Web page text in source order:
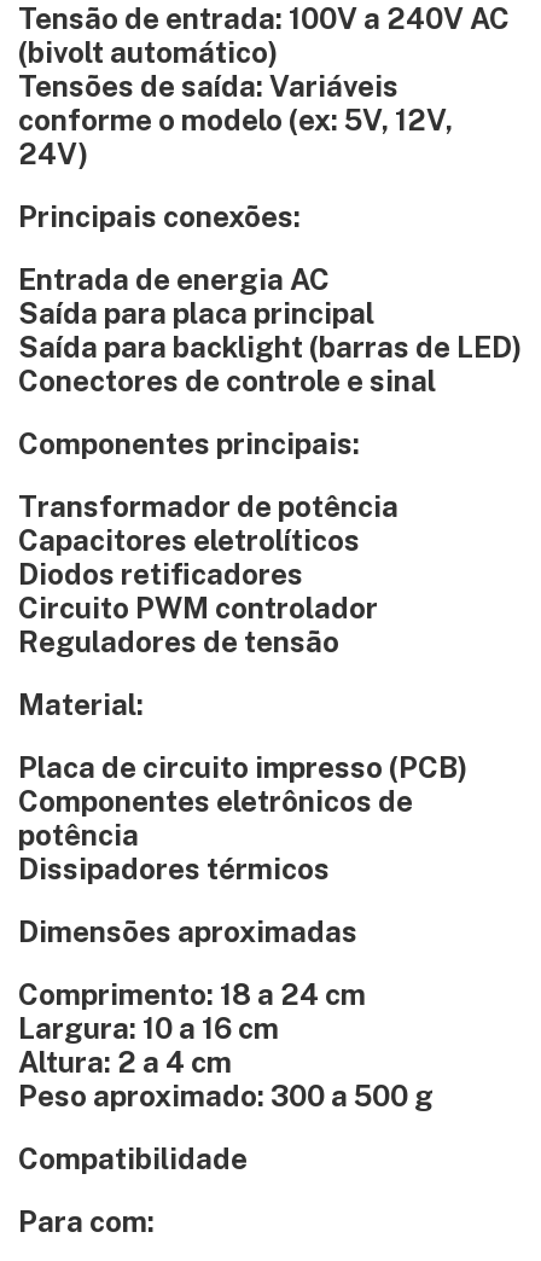
Tensão de entrada: 100V a 240V AC
(bivolt automático)
Tensões de saída: Variáveis
conforme o modelo (ex: 5V, 12V,
24V)
Principais conexões:
Entrada de energia AC
Saída para placa principal
Saída para backlight (barras de LED)
Conectores de controle e sinal
Componentes principais:
Transformador de potência
Capacitores eletrolíticos
Diodos retificadores
Circuito PWM controlador
Reguladores de tensão
Material:
Placa de circuito impresso (PCB)
Componentes eletrônicos de
potência
Dissipadores térmicos
Dimensões aproximadas
Comprimento: 18 a 24 cm
Largura: 10 a 16 cm
Altura: 2 a 4 cm
Peso aproximado: 300 a 500 g
Compatibilidade
Para com: